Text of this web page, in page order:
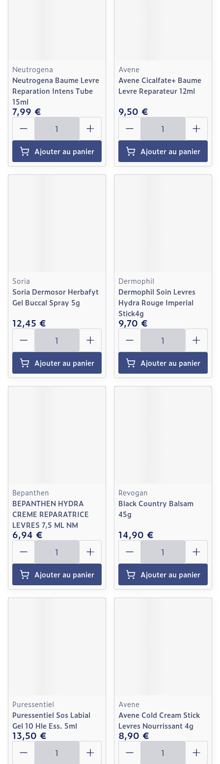
Neutrogena
Neutrogena Baume Levre
Reparation Intens Tube
15ml
7,99 €
Quantité
Ajouter au panier
Avene
Avene Cicalfate+ Baume
Levre Reparateur 12ml
9,50 €
Quantité
Ajouter au panier
Soria
Soria Dermosor Herbafyt
Gel Buccal Spray 5g
12,45 €
Quantité
Ajouter au panier
Dermophil
Dermophil Soin Levres
Hydra Rouge Imperial
Stick4g
9,70 €
Quantité
Ajouter au panier
Bepanthen
BEPANTHEN HYDRA
CREME REPARATRICE
LEVRES 7,5 ML NM
6,94 €
Quantité
Ajouter au panier
Revogan
Black Country Balsam
45g
14,90 €
Quantité
Ajouter au panier
Puressentiel
Puressentiel Sos Labial
Gel 10 Hle Ess. 5ml
13,50 €
Quantité
Avene
Avene Cold Cream Stick
Levres Nourrissant 4g
8,90 €
Quantité